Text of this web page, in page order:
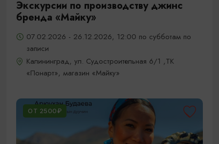
Экскурсии по производству джинс
бренда «Майку»
07.02.2026 - 26.12.2026, 12:00 по субботам по
записи
Калининград, ул. Судостроительная 6/1 ,ТК
«Понарт», магазин «Майку»
ОТ 2500₽